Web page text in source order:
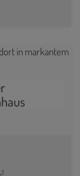
2